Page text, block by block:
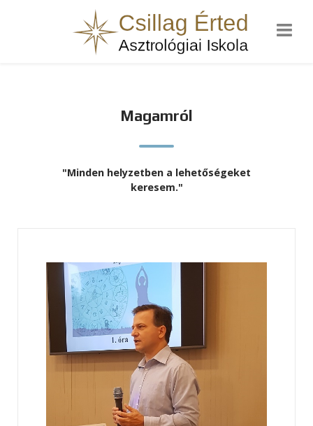
Magamról
"Minden helyzetben a lehetőségeket
keresem."